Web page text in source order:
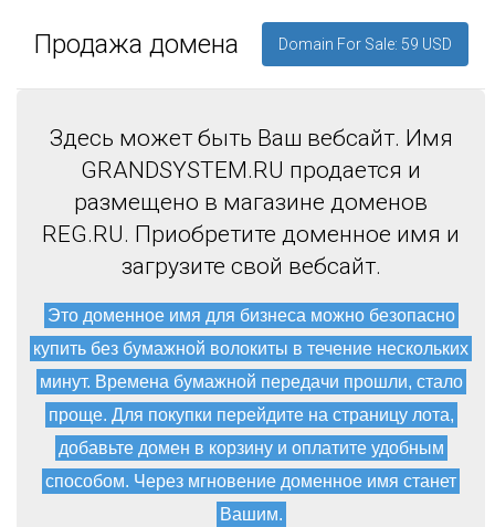
Domain For Sale: 59 USD
Продажа домена
Здесь может быть Ваш вебсайт. Имя
GRANDSYSTEM.RU продается и
размещено в магазине доменов
REG.RU. Приобретите доменное имя и
загрузите свой вебсайт.
Это доменное имя для бизнеса можно безопасно
купить без бумажной волокиты в течение нескольких
минут. Времена бумажной передачи прошли, стало
проще. Для покупки перейдите на страницу лота,
добавьте домен в корзину и оплатите удобным
способом. Через мгновение доменное имя станет
Вашим.